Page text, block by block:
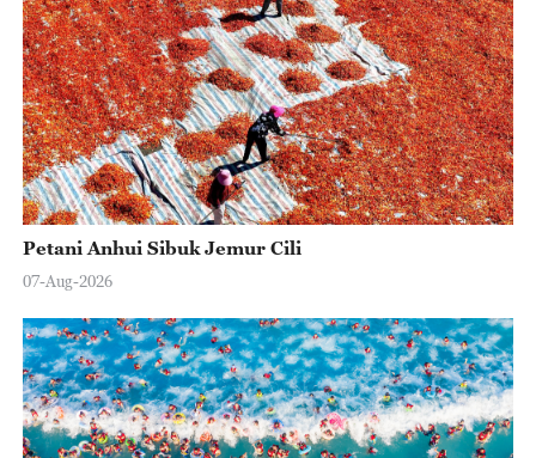
Petani Anhui Sibuk Jemur Cili
07-Aug-2026